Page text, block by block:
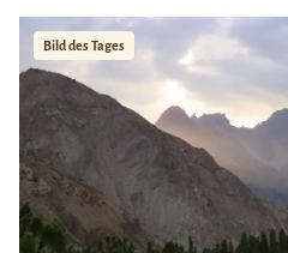
Bild des Tages